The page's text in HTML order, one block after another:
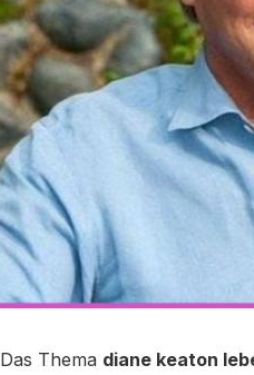
Das Thema diane keaton